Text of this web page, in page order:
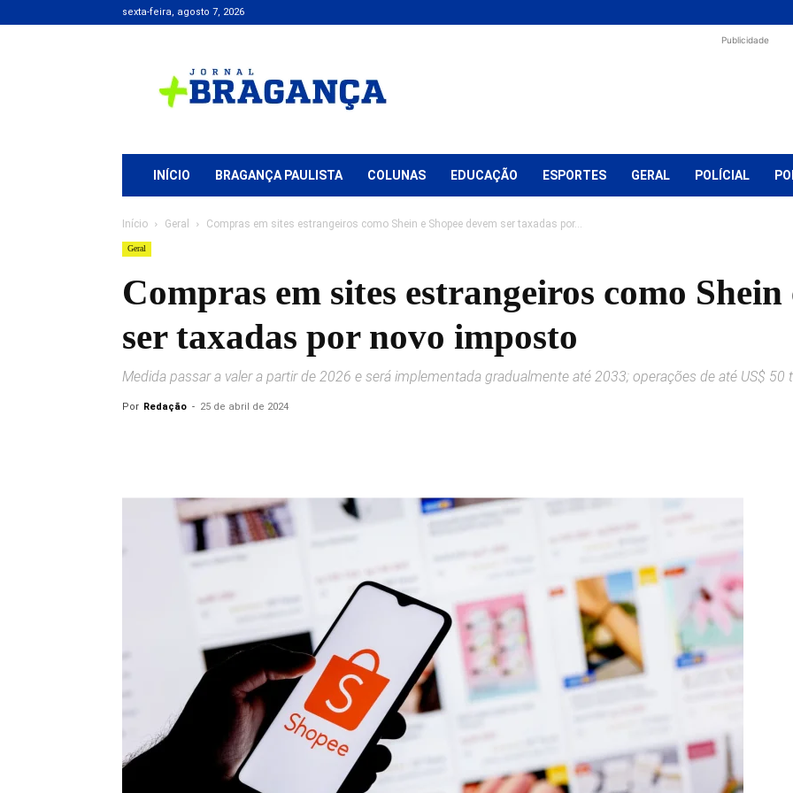
sexta-feira, agosto 7, 2026
+
Bragança
Publicidade
INÍCIO BRAGANÇA PAULISTA COLUNAS EDUCAÇÃO ESPORTES GERAL POLÍCIAL
Início Geral Compras em sites estrangeiros como Shein e Shopee devem ser taxadas por...
Geral
Compras em sites estrangeiros como Shein
ser taxadas por novo imposto
Medida passar a valer a partir de 2026 e será implementada gradualmente até 2033; operações de até US$ 50
Por Redação - 25 de abril de 2024